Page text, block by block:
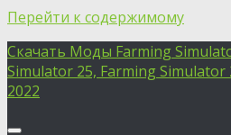
Перейти к содержимому
Скачать Моды Farming
Simulator 25, Farming
2022